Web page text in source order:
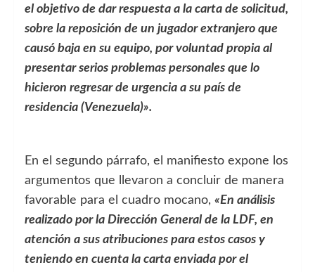
el objetivo de dar respuesta a la carta de solicitud,
sobre la reposición de un jugador extranjero que
causó baja en su equipo, por voluntad propia al
presentar serios problemas personales que lo
hicieron regresar de urgencia a su país de
residencia (Venezuela)».
En el segundo párrafo, el manifiesto expone los
argumentos que llevaron a concluir de manera
favorable para el cuadro mocano, «En análisis
realizado por la Dirección General de la LDF, en
atención a sus atribuciones para estos casos y
teniendo en cuenta la carta enviada por el